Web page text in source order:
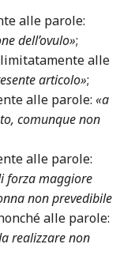
alle parole:
dell’ovulo»;
alle
articolo»;
alle parole: «a
comunque non
alle parole:
forza maggiore
non prevedibile
alle parole:
realizzare non